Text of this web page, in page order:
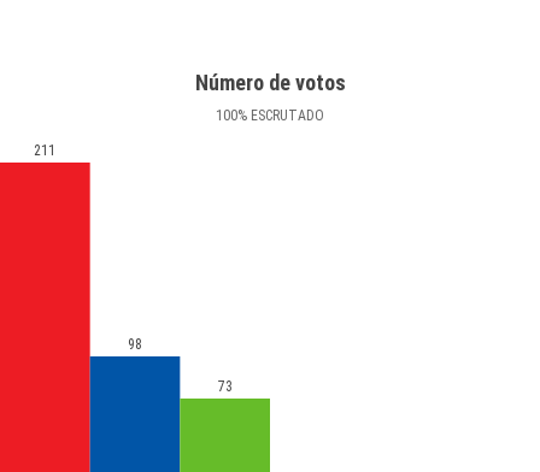
Número de votos
100% ESCRUTADO
211
98
73